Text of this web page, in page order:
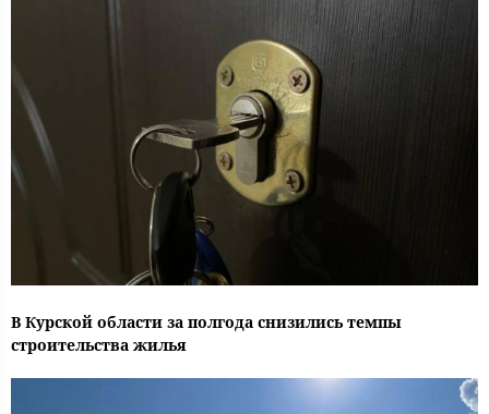
В Курской области за полгода снизились темпы
строительства жилья